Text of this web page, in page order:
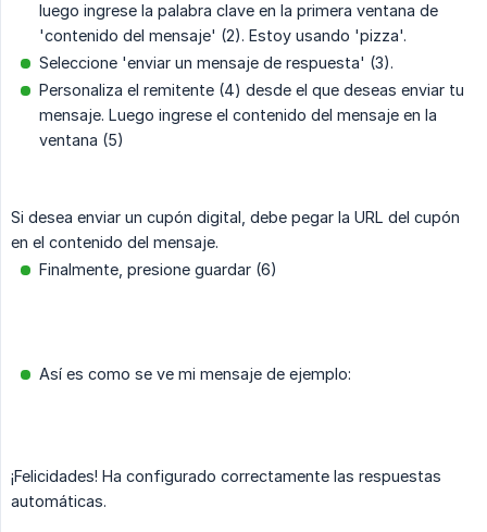
luego ingrese la palabra clave en la primera ventana de
'contenido del mensaje' (2). Estoy usando 'pizza'.
Seleccione 'enviar un mensaje de respuesta' (3).
Personaliza el remitente (4) desde el que deseas enviar tu
mensaje. Luego ingrese el contenido del mensaje en la
ventana (5)
Si desea enviar un cupón digital, debe pegar la URL del cupón
en el contenido del mensaje.
Finalmente, presione guardar (6)
Así es como se ve mi mensaje de ejemplo:
¡Felicidades! Ha configurado correctamente las respuestas
automáticas.